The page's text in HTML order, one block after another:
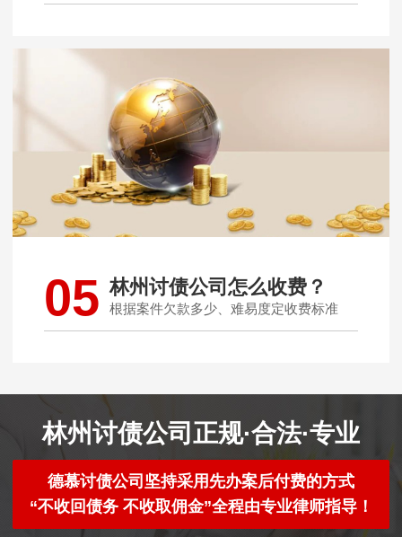
05 林州讨债公司怎么收费？
根据案件欠款多少、难易度定收费标准
林州讨债公司正规·合法·专业
德慕讨债公司坚持采用先办案后付费的方式
“不收回债务 不收取佣金”全程由专业律师指导！